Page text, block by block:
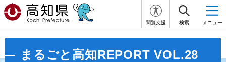
閲覧支援 検索 メニュー
まるごと高知REPORT VOL.28